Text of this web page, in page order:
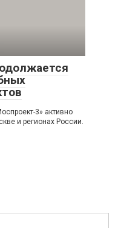
3» активно
и регионах России.